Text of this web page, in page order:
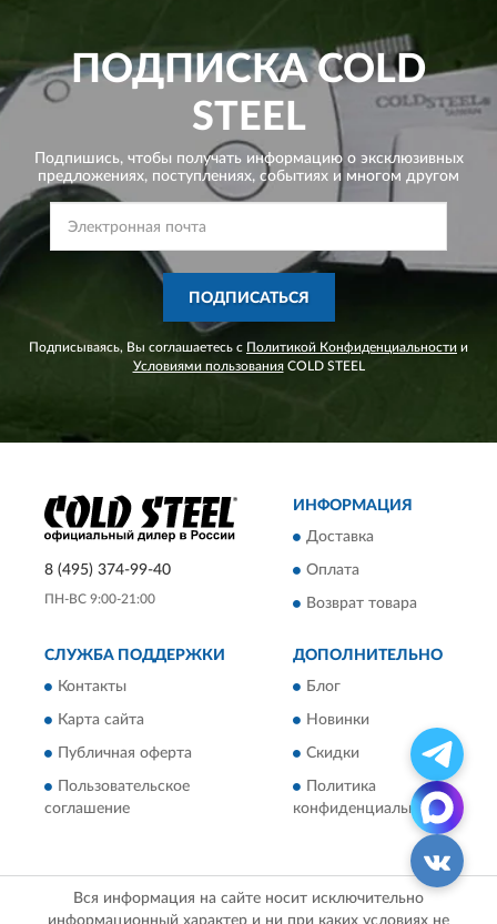
ПОДПИСКАCOLD
STEEL
Подпишись, чтобы получать информацию о эксклюзивных
предложениях, поступлениях, событиях и многом другом
ПОДПИСАТЬСЯ
Подписываясь, Вы соглашаетесь с Политикой Конфиденциальности и
Условиями пользованияCOLD STEEL
8 (495) 374-99-40
ПН-ВС 9:00-21:00
ИНФОРМАЦИЯ
Доставка
Оплата
Возврат товара
СЛУЖБА ПОДДЕРЖКИ
Контакты
Карта сайта
Публичная оферта
Пользовательское
соглашение
ДОПОЛНИТЕЛЬНО
Блог
Новинки
Скидки
Политика
конфиденциальности
Вся информация на сайте носит исключительно
информационный характер и ни при каких условиях не